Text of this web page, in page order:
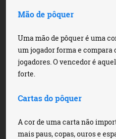
Mão de pôquer
Uma mão de pôquer é uma
um jogador forma e compara
jogadores. O vencedor é
forte.
Cartas do pôquer
A cor de uma carta não
mais paus, copas, ouros e